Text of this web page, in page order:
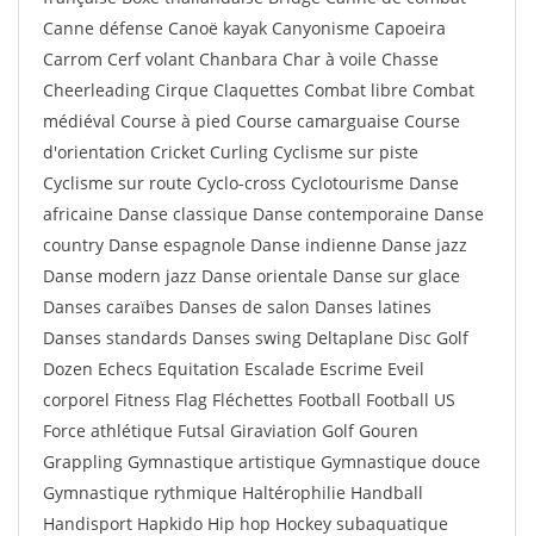
Canne défense Canoë kayak Canyonisme Capoeira
Carrom Cerf volant Chanbara Char à voile Chasse
Cheerleading Cirque Claquettes Combat libre Combat
médiéval Course à pied Course camarguaise Course
d'orientation Cricket Curling Cyclisme sur piste
Cyclisme sur route Cyclo-cross Cyclotourisme Danse
africaine Danse classique Danse contemporaine Danse
country Danse espagnole Danse indienne Danse jazz
Danse modern jazz Danse orientale Danse sur glace
Danses caraïbes Danses de salon Danses latines
Danses standards Danses swing Deltaplane Disc Golf
Dozen Echecs Equitation Escalade Escrime Eveil
corporel Fitness Flag Fléchettes Football Football US
Force athlétique Futsal Giraviation Golf Gouren
Grappling Gymnastique artistique Gymnastique douce
Gymnastique rythmique Haltérophilie Handball
Handisport Hapkido Hip hop Hockey subaquatique